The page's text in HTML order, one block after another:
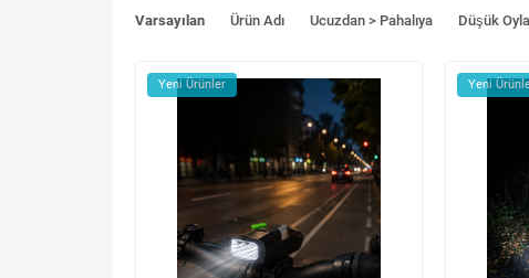
Varsayılan Ürün Adı Ucuzdan > Pahalıya Düşük
Yeni Ürünler Yeni